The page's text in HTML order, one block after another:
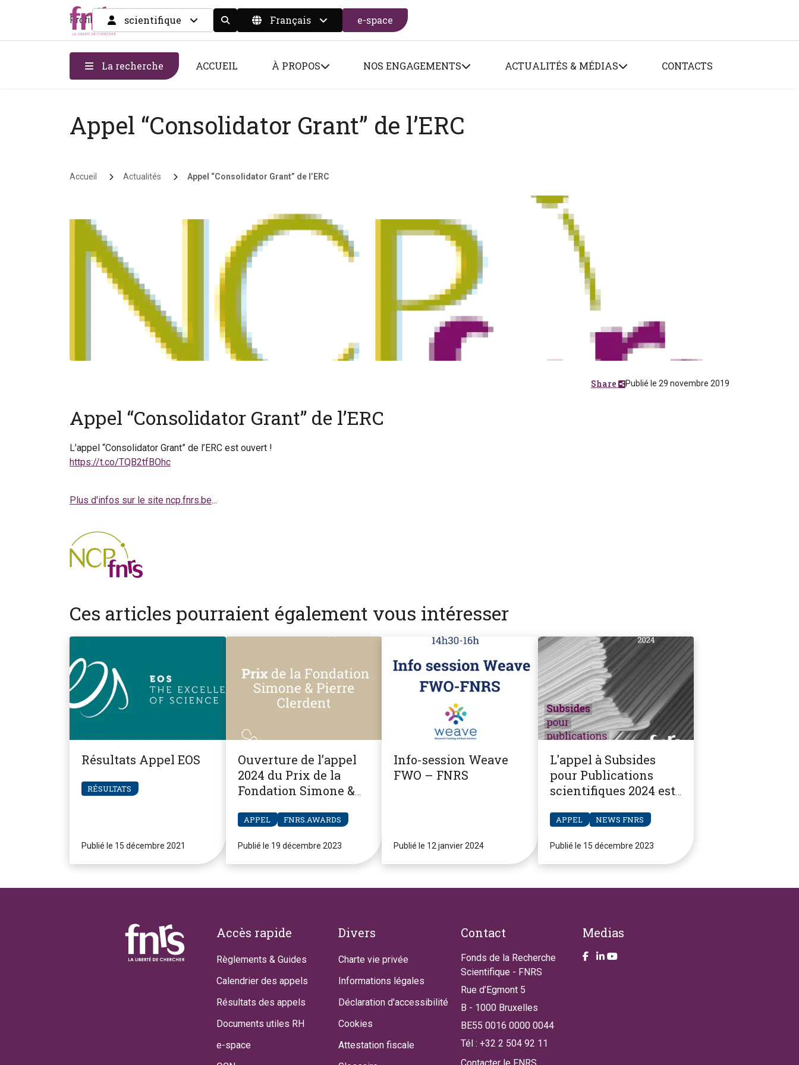
Profil scientifique Display the search form
Français e-space
La recherche ACCUEIL À PROPOS NOS ENGAGEMENTS ACTUALITÉS & MÉDIAS CONTACTS
Appel “Consolidator Grant” de l’ERC
Fil d'Ariane
Accueil Actualités Appel “Consolidator Grant” de l’ERC
Publié le 29 novembre 2019
Share
Appel “Consolidator Grant” de l’ERC
L’appel “Consolidator Grant” de l’ERC est ouvert !
https://t.co/TQB2tfBOhc
Plus d'infos sur le site ncp.fnrs.be...
Ces articles pourraient également vous intéresser
Résultats Appel EOS
RÉSULTATS
Publié le 15 décembre 2021
Ouverture de l’appel
2024 du Prix de la
Fondation Simone &
APPEL FNRS.AWARDS
Publié le 19 décembre 2023
Info-session Weave
FWO – FNRS
Publié le 12 janvier 2024
L'appel à Subsides
pour Publications
scientifiques 2024 est
APPEL NEWS FNRS
Publié le 15 décembre 2023
Footer
Accès rapide
Règlements & Guides
Calendrier des appels
Résultats des appels
Documents utiles RH
e-space
Divers
Charte vie privée
Informations légales
Déclaration d'accessibilité
Cookies
Attestation fiscale
Contact
Fonds de la Recherche
Scientifique - FNRS
Rue d’Egmont 5
B - 1000 Bruxelles
BE55 0016 0000 0044
Tél : +32 2 504 92 11
Medias
Take a look on our facebook page
Take a look on our LinkendIn page